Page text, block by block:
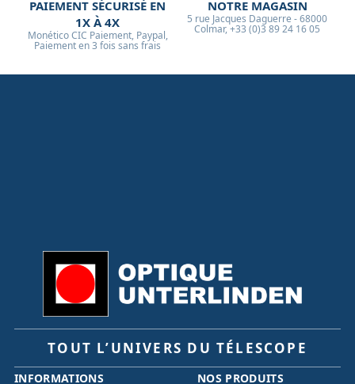
PAIEMENT SÉCURISÉ EN
1X À 4X
Monético CIC Paiement, Paypal,
Paiement en 3 fois sans frais
NOTRE MAGASIN
5 rue Jacques Daguerre - 68000
Colmar, +33 (0)3 89 24 16 05
TOUT L’UNIVERS DU TÉLESCOPE
INFORMATIONS NOS PRODUITS